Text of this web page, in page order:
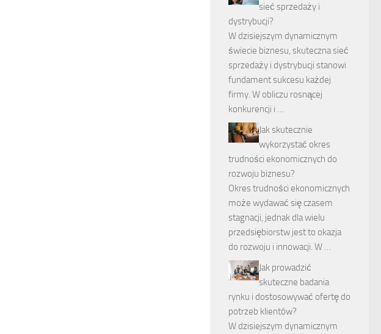
sieć sprzedaży i
dystrybucji?
W dzisiejszym dynamicznym
świecie biznesu, skuteczna sieć
sprzedaży i dystrybucji stanowi
fundament sukcesu każdej
firmy. W obliczu rosnącej
konkurencji i …
Jak skutecznie
wykorzystać okres
trudności ekonomicznych do
rozwoju biznesu?
Okres trudności ekonomicznych
może wydawać się czasem
stagnacji, jednak dla wielu
przedsiębiorstw jest to okazja
do rozwoju i innowacji. W …
Jak prowadzić
skuteczne badania
rynku i dostosowywać ofertę do
potrzeb klientów?
W dzisiejszym dynamicznym